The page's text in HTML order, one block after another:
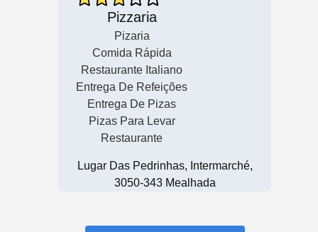
Pizzaria
Pizaria
Comida Rápida
Restaurante Italiano
Entrega De Refeições
Entrega De Pizas
Pizas Para Levar
Restaurante
Lugar Das Pedrinhas, Intermarché,
3050-343 Mealhada